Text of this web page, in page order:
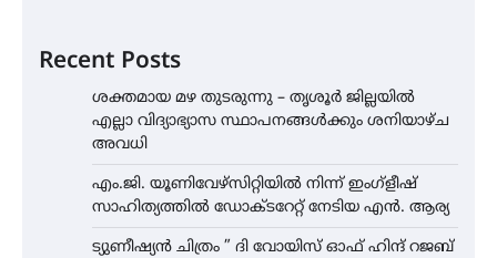
Recent Posts
ശക്തമായ മഴ തുടരുന്നു – തൃശൂർ ജില്ലയിൽ
എല്ലാ വിദ്യാഭ്യാസ സ്ഥാപനങ്ങൾക്കും ശനിയാഴ്ച
അവധി
എം.ജി. യൂണിവേഴ്‌സിറ്റിയിൽ നിന്ന് ഇംഗ്ളീഷ്
സാഹിത്യത്തിൽ ഡോക്ടറേറ്റ് നേടിയ എൻ. ആര്യ
ട്യുണീഷ്യൻ ചിത്രം ” ദി വോയിസ് ഓഫ് ഹിന്ദ് റജബ്